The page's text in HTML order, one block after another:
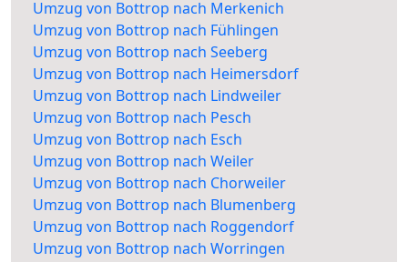
Umzug von Bottrop nach Merkenich
Umzug von Bottrop nach Fühlingen
Umzug von Bottrop nach Seeberg
Umzug von Bottrop nach Heimersdorf
Umzug von Bottrop nach Lindweiler
Umzug von Bottrop nach Pesch
Umzug von Bottrop nach Esch
Umzug von Bottrop nach Weiler
Umzug von Bottrop nach Chorweiler
Umzug von Bottrop nach Blumenberg
Umzug von Bottrop nach Roggendorf
Umzug von Bottrop nach Worringen